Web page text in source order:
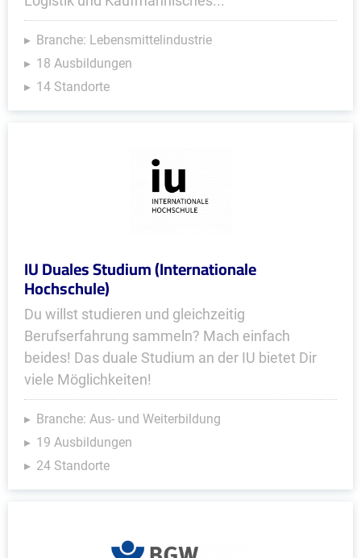
Branche: Lebensmittelindustrie
18 Ausbildungen
14 Standorte
IU Duales Studium (Internationale
Hochschule)
Du willst studieren und gleichzeitig
Berufserfahrung sammeln? Mach einfach
beides! Das duale Studium an der IU bietet Dir
viele Möglichkeiten!
Branche: Aus- und Weiterbildung
19 Ausbildungen
24 Standorte